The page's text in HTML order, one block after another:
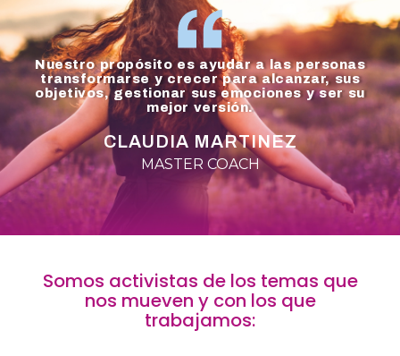
Nuestro propósito es ayudar a las personas
transformarse y crecer para alcanzar, sus
objetivos, gestionar sus emociones y ser su
mejor versión.
CLAUDIA MARTINEZ
MASTER COACH
Somos activistas de los temas que
nos mueven y con los que
trabajamos: